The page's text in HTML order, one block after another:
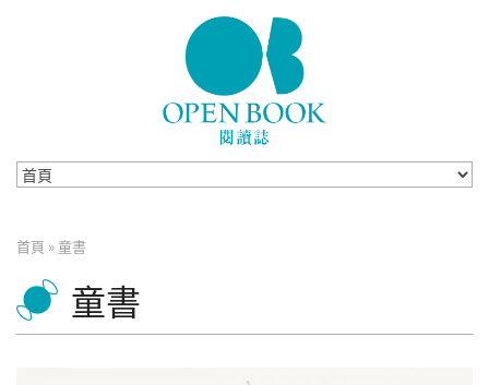
您在這裡
首頁 »童書
童書